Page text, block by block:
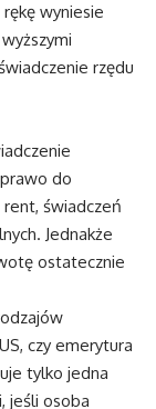
wyniesie
rzędu
do
świadczeń
Jednakże
ostatecznie
czy emerytura
tylko jedna
jeśli osoba